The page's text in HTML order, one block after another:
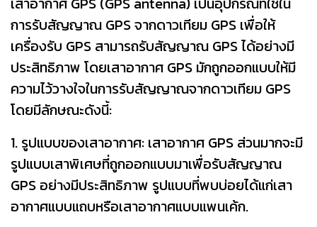
การรับสัญญาณ GPS จากดาวเทียม GPS เพื่อให้
เครื่องรับ GPS สามารถรับสัญญาณ GPS ได้อย่างมี
ประสิทธิภาพ โดยเสาอากาศ GPS มักถูกออกแบบให้มี
ความไว้วางใจในการรับสัญญาณจากดาวเทียม GPS
โดยมีลักษณะดังนี้:
1. รูปแบบของเสาอากาศ: เสาอากาศ GPS ส่วนมากจะมี
รูปแบบเสาพิเศษที่ถูกออกแบบมาเพื่อรับสัญญาณ
GPS อย่างมีประสิทธิภาพ รูปแบบที่พบบ่อยได้แก่เสา
อากาศแบบแถบหรือเสาอากาศแบบแพนเค้ก.